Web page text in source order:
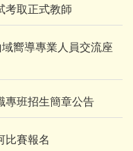
取正式教師
嚮導專業人員交流座
專班招生簡章公告
比賽報名